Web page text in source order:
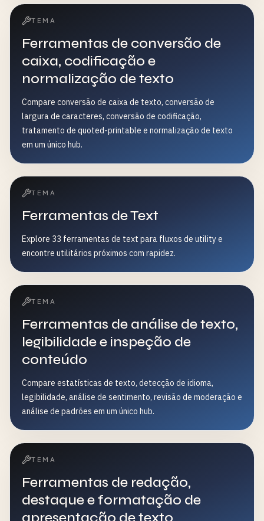
TEMA
Ferramentas de conversão de
caixa, codificação e
normalização de texto
Compare conversão de caixa de texto, conversão de
largura de caracteres, conversão de codificação,
tratamento de quoted-printable e normalização de texto
em um único hub.
TEMA
Ferramentas de Text
Explore 33 ferramentas de text para fluxos de utility e
encontre utilitários próximos com rapidez.
TEMA
Ferramentas de análise de texto,
legibilidade e inspeção de
conteúdo
Compare estatísticas de texto, detecção de idioma,
legibilidade, análise de sentimento, revisão de moderação e
análise de padrões em um único hub.
TEMA
Ferramentas de redação,
destaque e formatação de